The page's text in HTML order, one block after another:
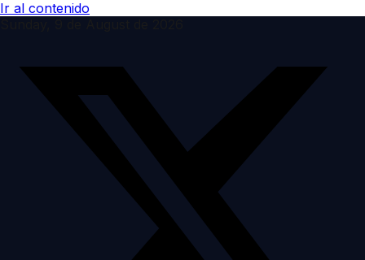
Ir al contenido